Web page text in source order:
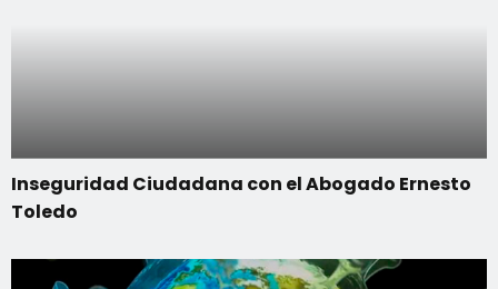
Inseguridad Ciudadana con el Abogado Ernesto
Toledo